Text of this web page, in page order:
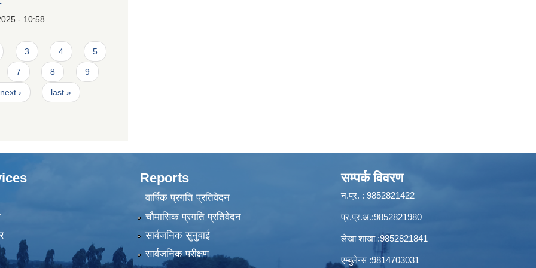
- 10:58
3 4 5
7 8 9
next › last »
Reports
वार्षिक प्रगति प्रतिवेदन
चौमासिक प्रगति प्रतिवेदन
सार्वजनिक सुनुवाई
सार्वजनिक परीक्षण
सम्पर्क विवरण
न.प्र. : 9852821422
प्र.प्र.अ.:9852821980
लेखा शाखा :9852821841
एम्बुलेन्स :9814703031